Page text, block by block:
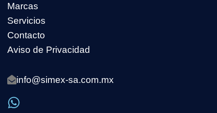
Marcas
Servicios
Contacto
Aviso de Privacidad
info@simex-sa.com.mx